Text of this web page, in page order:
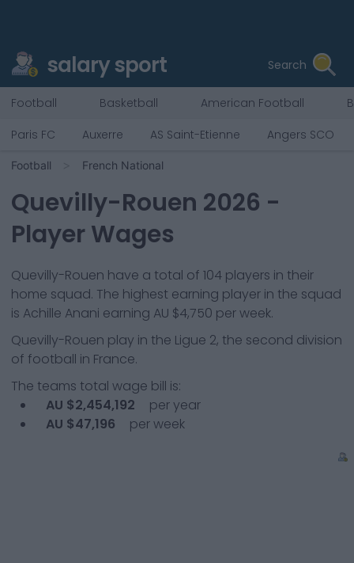
salary sport Search
Football Basketball American Football
Paris FC
Auxerre AS Saint-Etienne Angers SCO
Football French National
Quevilly-Rouen 2026 -
Player Wages
Quevilly-Rouen have a total of 104 players in their
home squad. The highest earning player in the squad
is Achille Anani earning AU $4,750 per week.
Quevilly-Rouen play in the Ligue 2, the second division
of football in France.
The teams total wage bill is:
AU $2,454,192
per year
AU $47,196
per week